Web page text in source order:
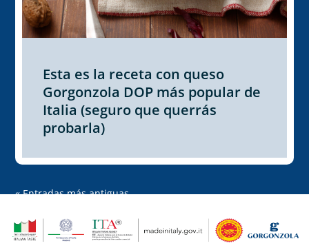
Esta es la receta con queso
Gorgonzola DOP más popular de
Italia (seguro que querrás
probarla)
« Entradas más antiguas